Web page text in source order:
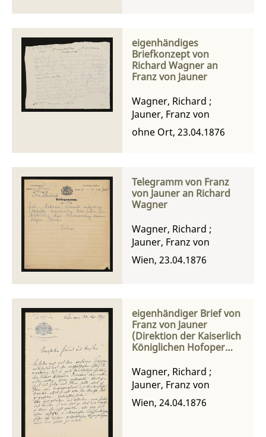
eigenhändiges
Briefkonzept von
Richard Wagner an
Franz von Jauner
Wagner, Richard ;
Jauner, Franz von
ohne Ort, 23.04.1876
Telegramm von Franz
von Jauner an Richard
Wagner
Wagner, Richard ;
Jauner, Franz von
Wien, 23.04.1876
eigenhändiger Brief von
Franz von Jauner
(Direktion der Kaiserlich
Königlichen Hofoper
Wagner
Wagner, Richard ;
Jauner, Franz von
Wien, 24.04.1876